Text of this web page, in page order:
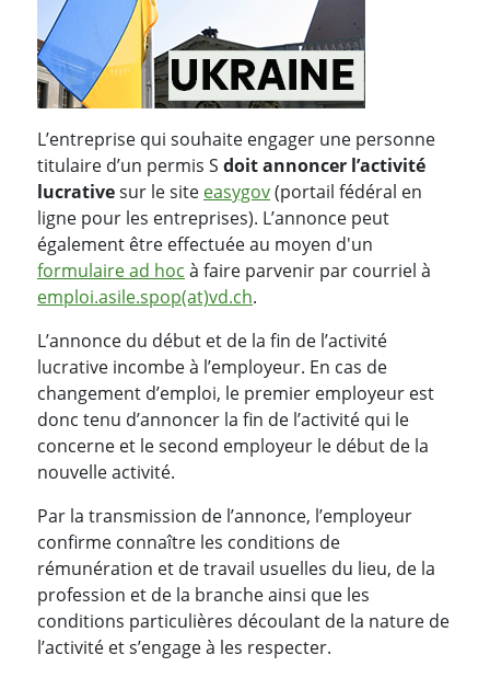
L’entreprise qui souhaite engager une personne
titulaire d’un permis S doit annoncer l’activité
lucrativesur le site easygov(portail fédéral en
ligne pour les entreprises). L’annonce peut
également être effectuée au moyen d'un
formulaire ad hoc à faire parvenir par courriel à
emploi.asile.spop(at)vd.ch.
L’annonce du début et de la fin de l’activité
lucrative incombe à l’employeur. En cas de
changement d’emploi, le premier employeur est
donc tenu d’annoncer la fin de l’activité qui le
concerne et le second employeur le début de la
nouvelle activité.
Par la transmission de l’annonce, l’employeur
confirme connaître les conditions de
rémunération et de travail usuelles du lieu, de la
profession et de la branche ainsi que les
conditions particulières découlant de la nature de
l’activité et s’engage à les respecter.